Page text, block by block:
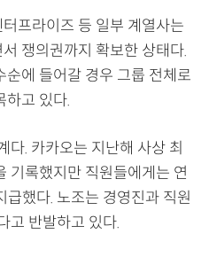
프라이즈 등 일부 계열사는
쟁의권까지 확보한 상태다.
에 들어갈 경우 그룹 전체로
하고 있다.
다. 카카오는 지난해 사상 최
기록했지만 직원들에게는 연
했다. 노조는 경영진과 직원
고 반발하고 있다.